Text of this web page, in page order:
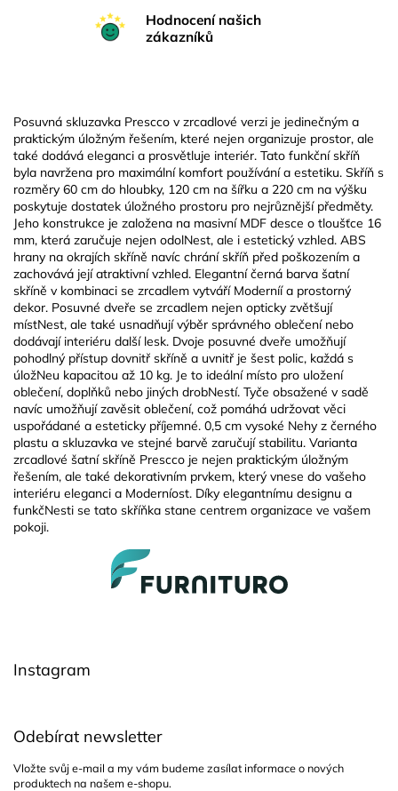
Hodnocení našich
zákazníků
Posuvná skluzavka Prescco v zrcadlové verzi je jedinečným a
praktickým úložným řešením, které nejen organizuje prostor, ale
také dodává eleganci a prosvětluje interiér. Tato funkční skříň
byla navržena pro maximální komfort používání a estetiku. Skříň s
rozměry 60 cm do hloubky, 120 cm na šířku a 220 cm na výšku
poskytuje dostatek úložného prostoru pro nejrůznější předměty.
Jeho konstrukce je založena na masivní MDF desce o tloušťce 16
mm, která zaručuje nejen odolNest, ale i estetický vzhled. ABS
hrany na okrajích skříně navíc chrání skříň před poškozením a
zachovává její atraktivní vzhled. Elegantní černá barva šatní
skříně v kombinaci se zrcadlem vytváří Moderníí a prostorný
dekor. Posuvné dveře se zrcadlem nejen opticky zvětšují
místNest, ale také usnadňují výběr správného oblečení nebo
dodávají interiéru další lesk. Dvoje posuvné dveře umožňují
pohodlný přístup dovnitř skříně a uvnitř je šest polic, každá s
úložNeu kapacitou až 10 kg. Je to ideální místo pro uložení
oblečení, doplňků nebo jiných drobNestí. Tyče obsažené v sadě
navíc umožňují zavěsit oblečení, což pomáhá udržovat věci
uspořádané a esteticky příjemné. 0,5 cm vysoké Nehy z černého
plastu a skluzavka ve stejné barvě zaručují stabilitu. Varianta
zrcadlové šatní skříně Prescco je nejen praktickým úložným
řešením, ale také dekorativním prvkem, který vnese do vašeho
interiéru eleganci a Moderníost. Díky elegantnímu designu a
funkčNesti se tato skříňka stane centrem organizace ve vašem
pokoji.
Instagram
Odebírat newsletter
Vložte svůj e-mail a my vám budeme zasílat informace o nových
produktech na našem e-shopu.